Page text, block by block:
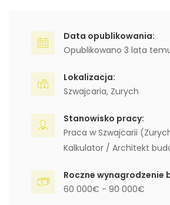
Data opublikowania:
Opublikowano 3 lata
Lokalizacja:
Szwajcaria, Zurych
Stanowisko pracy:
Praca w Szwajcarii
Kalkulator / Architekt
Roczne wynagrodzenie
60 000€ - 90 000€